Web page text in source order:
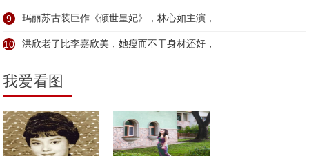
9 玛丽苏古装巨作《倾世皇妃》，林心如主演，
10 洪欣老了比李嘉欣美，她瘦而不干身材还好，
我爱看图